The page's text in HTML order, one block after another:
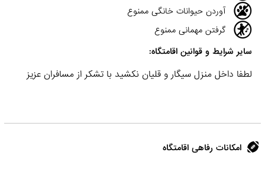
آوردن حیوانات خانگی ممنوع
گرفتن مهمانی ممنوع
سایر شرایط و قوانین اقامتگاه:
لطفا داخل منزل سیگار و قلیان نکشید با تشکر از مسافران عزیز
امکانات رفاهی اقامتگاه